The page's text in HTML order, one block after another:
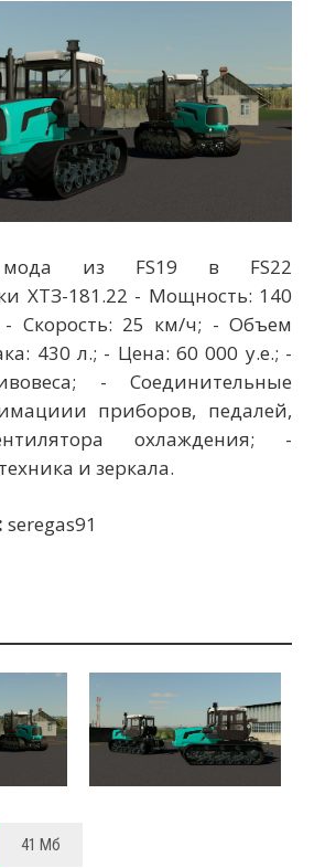
из FS19 в FS22
ХТЗ-181.22 - Мощность: 140
Скорость: 25 км/ч; - Объем
430 л.; - Цена: 60 000 у.е.; -
- Соединительные
приборов, педалей,
охлаждения; -
и зеркала.
seregas91
41 Мб